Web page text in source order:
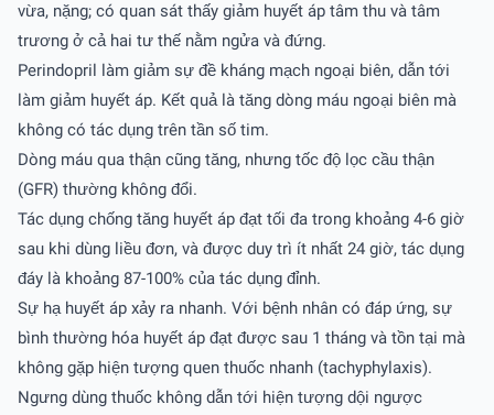
vừa, nặng; có quan sát thấy giảm huyết áp tâm thu và tâm
trương ở cả hai tư thế nằm ngửa và đứng.
Perindopril làm giảm sự đề kháng mạch ngoại biên, dẫn tới
làm giảm huyết áp. Kết quả là tăng dòng máu ngoại biên mà
không có tác dụng trên tần số tim.
Dòng máu qua thận cũng tăng, nhưng tốc độ lọc cầu thận
(GFR) thường không đổi.
Tác dụng chống tăng huyết áp đạt tối đa trong khoảng 4-6 giờ
sau khi dùng liều đơn, và được duy trì ít nhất 24 giờ, tác dụng
đáy là khoảng 87-100% của tác dụng đỉnh.
Sự hạ huyết áp xảy ra nhanh. Với bệnh nhân có đáp ứng, sự
bình thường hóa huyết áp đạt được sau 1 tháng và tồn tại mà
không gặp hiện tượng quen thuốc nhanh (tachyphylaxis).
Ngưng dùng thuốc không dẫn tới hiện tượng dội ngược